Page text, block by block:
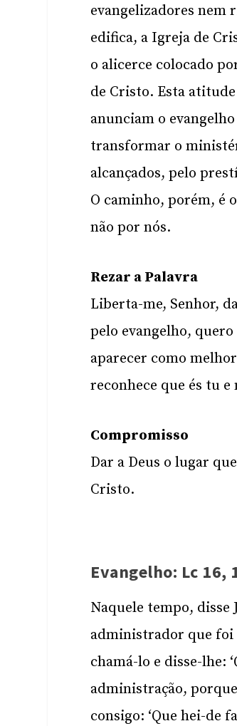
evangelizadores nem
edifica, a Igreja de
o alicerce colocado
de Cristo. Esta
anunciam o
transformar o
alcançados, pelo
O caminho, porém, é
não por nós.
Rezar a Palavra
Liberta-me, Senhor,
pelo evangelho,
aparecer como
reconhece que és tu e
Compromisso
Dar a Deus o lugar
Cristo.
Evangelho: Lc 16,
Naquele tempo, disse
administrador que foi
chamá-lo e disse-lhe:
administração,
consigo: ‘Que hei-de